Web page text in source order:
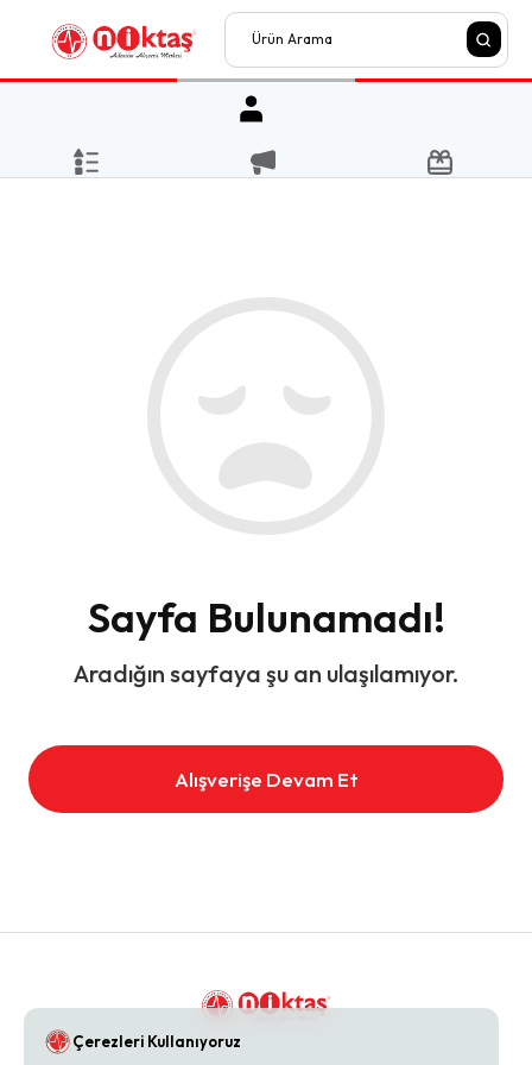
Sayfa Bulunamadı!
Aradığın sayfaya şu an ulaşılamıyor.
Alışverişe Devam Et
Çerezleri Kullanıyoruz